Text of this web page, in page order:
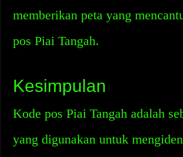
memberikan peta yang
pos Piai Tangah.
Kesimpulan
Kode pos Piai Tangah adalah
yang digunakan untuk